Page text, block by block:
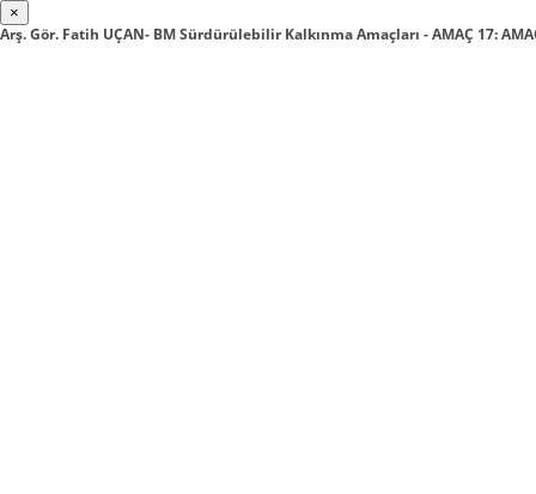
×
Arş. Gör. Fatih UÇAN- BM Sürdürülebilir Kalkınma Amaçları - AMAÇ 17: